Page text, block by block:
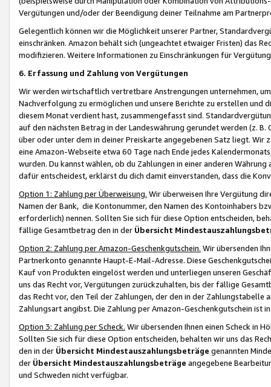
Vergütungen und/oder der Beendigung deiner Teilnahme am
Gelegentlich können wir die Möglichkeit unserer Partner,
einschränken. Amazon behält sich (ungeachtet etwaiger Fristen) das
modifizieren. Weitere Informationen zu Einschränkungen für
6. Erfassung und Zahlung von Vergütungen
Wir werden wirtschaftlich vertretbare Anstrengungen unternehmen,
Nachverfolgung zu ermöglichen und unsere Berichte zu erstellen und
diesem Monat verdient hast, zusammengefasst sind.
auf den nächsten Betrag in der Landeswährung gerundet werden (z.
über oder unter dem in deiner Preiskarte angegebenen Satz liegt.
eine Amazon-Webseite etwa 60 Tage nach Ende jedes
wurden. Du kannst wählen, ob du Zahlungen in einer anderen
dafür entscheidest, erklärst du dich damit einverstanden, dass die
Option 1: Zahlung per Überweisung. Wir überweisen Ihre Vergütung
Namen der Bank, die Kontonummer, den Namen des Kontoinhabers
erforderlich) nennen. Sollten Sie sich für diese Option entscheiden,
fällige Gesamtbetrag den in der Übersicht
Option 2: Zahlung per Amazon-Geschenkgutschein. Wir übersenden
Partnerkonto genannte Haupt-E-Mail-Adresse. Diese
Kauf von Produkten eingelöst werden und unterliegen unseren
uns das Recht vor, Vergütungen zurückzuhalten, bis der fällige
das Recht vor, den Teil der Zahlungen, der den in der
Zahlungsart angibst. Die Zahlung per Amazon-Geschenkgutschein ist
Option 3: Zahlung per Scheck. Wir übersenden Ihnen einen Scheck in
Sollten Sie sich für diese Option entscheiden, behalten wir uns das
den in der Übersicht Mindestauszahlungsbeträge genannten
der Übersicht Mindestauszahlungsbeträge angegebene
und Schweden nicht verfügbar.